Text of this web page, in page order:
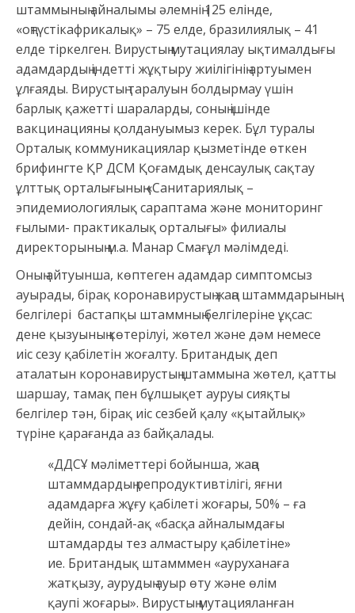
штаммының айналымы әлемнің 125 елінде,
«оңтүстікафрикалық» – 75 елде, бразилиялық – 41
елде тіркелген. Вирустың мутациялау ықтималдығы
адамдардың індетті жұқтыру жиілігінің артуымен
ұлғаяды. Вирустың таралуын болдырмау үшін
барлық қажетті шараларды, соның ішінде
вакцинацияны қолдануымыз керек. Бұл туралы
Орталық коммуникациялар қызметінде өткен
брифингте ҚР ДСМ Қоғамдық денсаулық сақтау
ұлттық орталығының «Санитариялық –
эпидемиологиялық сараптама және мониторинг
ғылыми- практикалық орталығы» филиалы
директорының м.а. Манар Смағұл мәлімдеді.
Оның айтуынша, көптеген адамдар симптомсыз
ауырады, бірақ коронавирустың жаңа штаммдарының
белгілері бастапқы штаммның белгілеріне ұқсас:
дене қызуының көтерілуі, жөтел және дәм немесе
иіс сезу қабілетін жоғалту. Британдық деп
аталатын коронавирустың штаммына жөтел, қатты
шаршау, тамақ пен бұлшықет ауруы сияқты
белгілер тән, бірақ иіс сезбей қалу «қытайлық»
түріне қарағанда аз байқалады.
«ДДСҰ мәліметтері бойынша, жаңа
штаммдардың репродуктивтілігі, яғни
адамдарға жұғу қабілеті жоғары, 50% – ға
дейін, сондай-ақ «басқа айналымдағы
штамдарды тез алмастыру қабілетіне»
ие. Британдық штамммен «ауруханаға
жатқызу, аурудың ауыр өту және өлім
қаупі жоғары». Вирустың мутацияланған